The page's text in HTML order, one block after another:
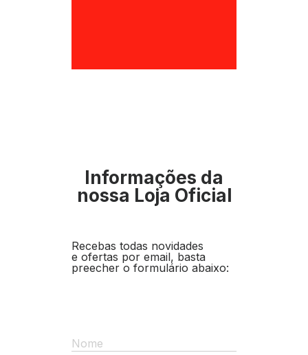
Informações da
nossa Loja Oficial
Recebas todas novidades
e ofertas por email, basta
preecher o formulário abaixo:
Nome